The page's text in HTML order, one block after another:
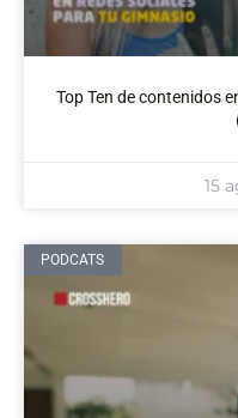
Top Ten de contenidos
15
PODCATS